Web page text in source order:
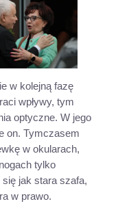
w kolejną fazę
wpływy, tym
optyczne. W jego
on. Tymczasem
w okularach,
tylko
jak stara szafa,
w prawo.